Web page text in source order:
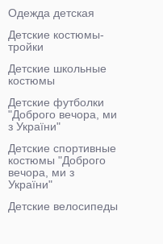
Одежда детская
Детские костюмы-
тройки
Детские школьные
костюмы
Детские футболки
"Доброго вечора, ми
з України"
Детские спортивные
костюмы "Доброго
вечора, ми з
України"
Детские велосипеды